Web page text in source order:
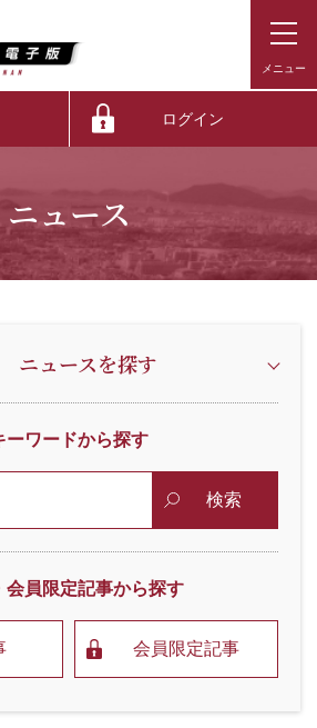
ログイン
ニュース
ニュースを探す
ーワードから探す
検索
会員限定記事から探す
会員限定記事